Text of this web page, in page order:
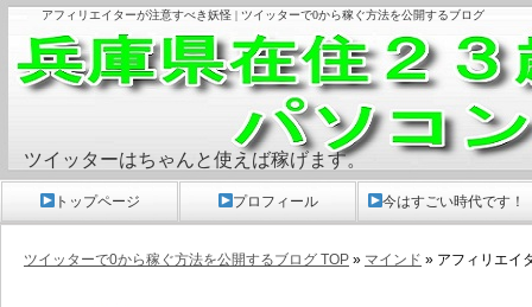
アフィリエイターが注意すべき妖怪 | ツイッターで0から稼ぐ方法を公開するブログ
ツイッターで0から稼ぐ方法を公開するブログ TOP » マインド » アフィリエイ
ツイッターはちゃんと使えば稼げます。
トップページ プロフィール 今はすごい時代です！